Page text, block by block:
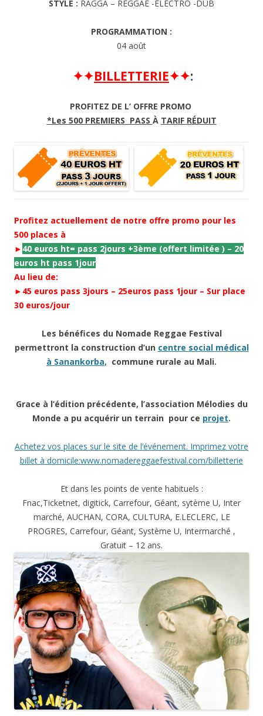
STYLE : RAGGA – REGGAE -ELECTRO -DUB
PROGRAMMATION :
04 août
✦✦BILLETTERIE✦✦:
PROFITEZ DE L’ OFFRE PROMO
*Les 500 PREMIERS PASS À TARIF RÉDUIT
Profitez actuellement de notre offre promo pour les
500 places à
► 40 euros ht= pass 2jours +3ème (offert limitée ) – 20
euros ht pass 1jour
Au lieu de:
►45 euros pass 3jours – 25euros pass 1jour – Sur place
30 euros/jour
Les bénéfices du Nomade Reggae Festival
permettront la construction d’un centre social médical
à Sanankorba, commune rurale au Mali.
Grace à l’édition précédente, l’association Mélodies du
Monde a pu acquérir un terrain pour ce projet.
Achetez vos places sur le site de l’événement. Imprimez votre
billet à domicile:www.nomadereggaefestival.com/billetterie
Et dans les points de vente habituels :
Fnac,Ticketnet, digitick, Carrefour, Géant, sytème U, Inter
marché, AUCHAN, CORA, CULTURA, E.LECLERC, LE
PROGRES, Carrefour, Géant, Système U, Intermarché ,
Gratuit – 12 ans.